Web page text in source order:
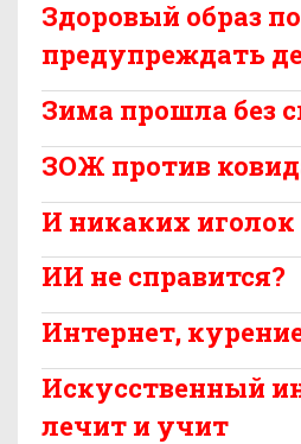
Здоровый образ
предупреждать
Зима прошла без
ЗОЖ против
И никаких иголок
ИИ не справится?
Интернет,
Искусственный
лечит и учит